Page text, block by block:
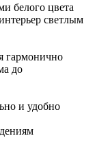
белого цвета
светлым
гармонично
до
и удобно